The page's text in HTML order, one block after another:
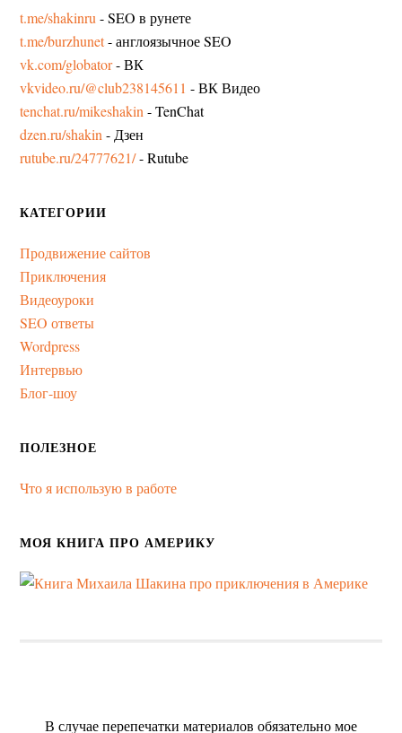
t.me/shakinru - SEO в рунете
t.me/burzhunet- англоязычное SEO
vk.com/globator- ВК
vkvideo.ru/@club238145611 - ВК Видео
tenchat.ru/mikeshakin - TenChat
dzen.ru/shakin - Дзен
rutube.ru/24777621/- Rutube
КАТЕГОРИИ
Продвижение сайтов
Приключения
Видеоуроки
SEO ответы
Wordpress
Интервью
Блог-шоу
ПОЛЕЗНОЕ
Что я использую в работе
МОЯ КНИГА ПРО АМЕРИКУ
В случае перепечатки материалов обязательно мое